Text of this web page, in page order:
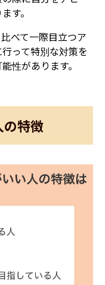
す。
べて一際目立つア
って特別な対策を
性があります。
特徴